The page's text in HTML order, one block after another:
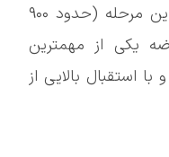
🔹 با توجه به ظرفیت محدود این مرحله (حدود ۹۰۰
یکی از مهمترین
استقبال بالایی از